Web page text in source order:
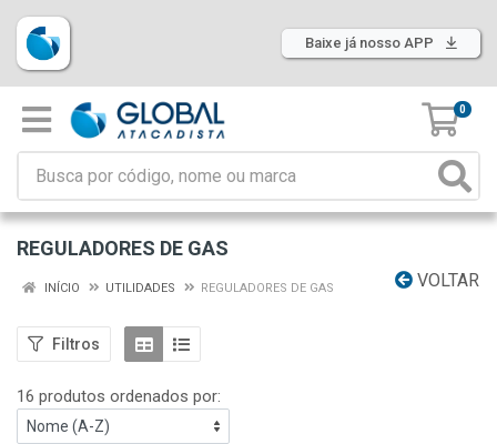
Baixe já nosso APP
0
REGULADORES DE GAS
VOLTAR
INÍCIO UTILIDADES REGULADORES DE GAS
Filtros
16 produtos ordenados por: